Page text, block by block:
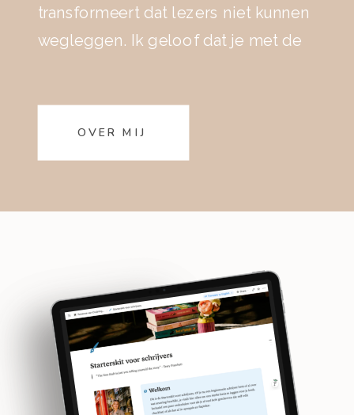
transformeert dat lezers niet kunnen
wegleggen. Ik geloof dat je met de
OVER MIJ